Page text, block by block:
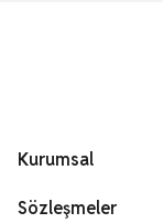
Kurumsal
Sözleşmeler